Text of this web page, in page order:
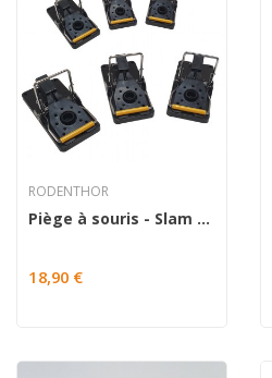
RODENTHOR
Piège à souris - Slam x 6
18,90 €